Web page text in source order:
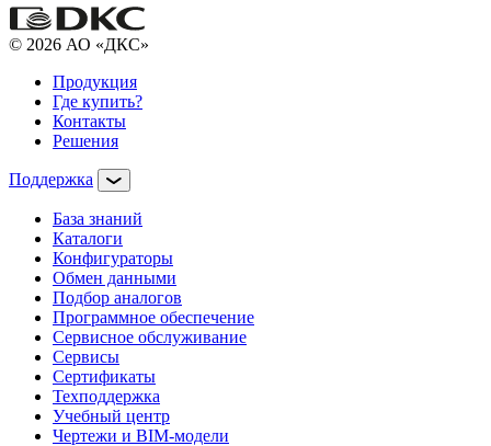
© 2026 АО «ДКС»
Продукция
Где купить?
Контакты
Решения
Поддержка
База знаний
Каталоги
Конфигураторы
Обмен данными
Подбор аналогов
Программное обеспечение
Сервисное обслуживание
Сервисы
Сертификаты
Техподдержка
Учебный центр
Чертежи и BIM-модели